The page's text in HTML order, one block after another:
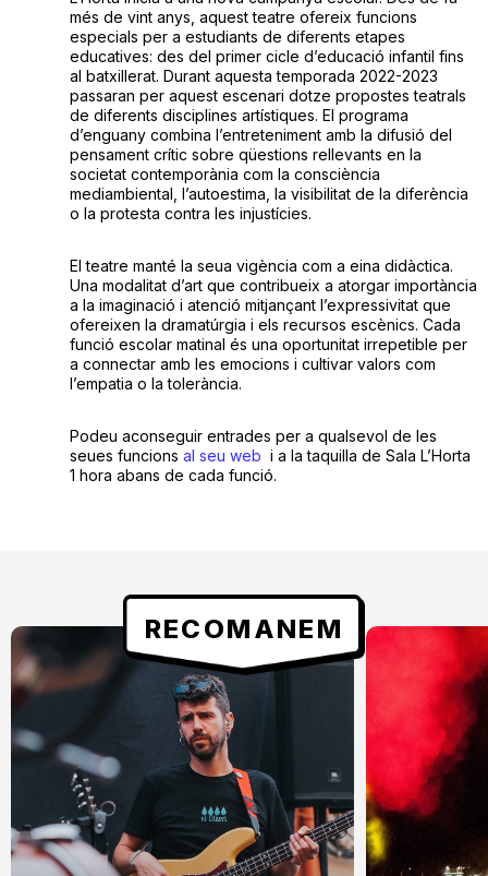
més de vint anys, aquest teatre ofereix funcions
especials per a estudiants de diferents etapes
educatives: des del primer cicle d’educació infantil fins
al batxillerat. Durant aquesta temporada 2022-2023
passaran per aquest escenari dotze propostes teatrals
de diferents disciplines artístiques. El programa
d’enguany combina l’entreteniment amb la difusió del
pensament crític sobre qüestions rellevants en la
societat contemporània com la consciència
mediambiental, l’autoestima, la visibilitat de la diferència
o la protesta contra les injustícies.
El teatre manté la seua vigència com a eina didàctica.
Una modalitat d’art que contribueix a atorgar importància
a la imaginació i atenció mitjançant l’expressivitat que
ofereixen la dramatúrgia i els recursos escènics. Cada
funció escolar matinal és una oportunitat irrepetible per
a connectar amb les emocions i cultivar valors com
l’empatia o la tolerància.
Podeu aconseguir entrades per a qualsevol de les
seues funcions al seu web i a la taquilla de Sala L’Horta
1 hora abans de cada funció.
RECOMANEM